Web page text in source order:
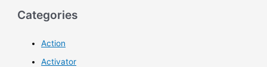
Categories
Action
Activator